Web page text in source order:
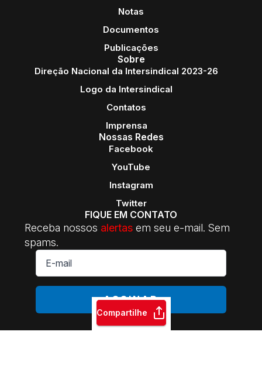
Compartilhe
Notas
Documentos
Publicações
Sobre
Direção Nacional da Intersindical 2023-26
Logo da Intersindical
Contatos
Imprensa
Nossas Redes
Facebook
YouTube
Instagram
Twitter
FIQUE EM CONTATO
Receba nossos alertas em seu e-mail. Sem
spams.
E-
mail
*
ASSINAR